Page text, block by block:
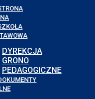
DYREKCJA
GRONO
PEDAGOGICZNE